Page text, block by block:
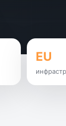
EU